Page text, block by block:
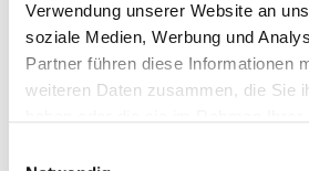
Verwendung unserer Website an
soziale Medien, Werbung und
Partner führen diese Informationen
weiteren Daten zusammen, die Sie
Die Eigenproduktion des afo -
geht 2025 auf Tour und wird im Rahmen
das Stadtzentrum von Steyr geholt.